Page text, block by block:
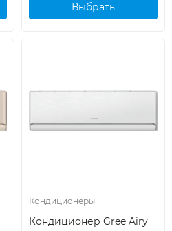
Выбрать
Кондиционеры
Кондиционер Gree Airy